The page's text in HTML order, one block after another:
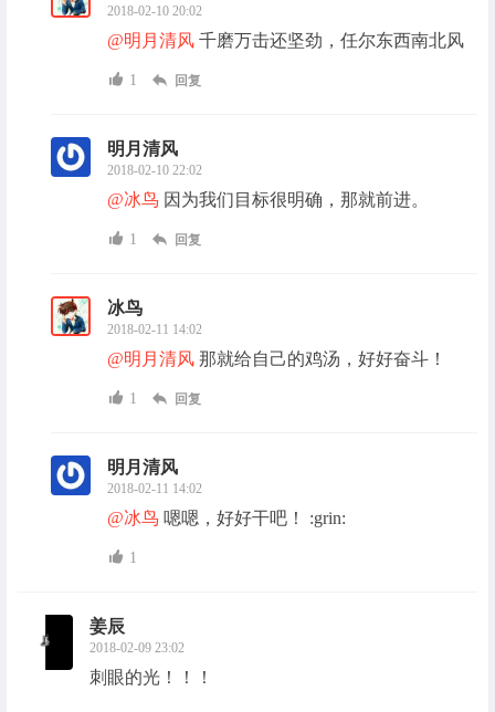
2018-02-10 20:02
@明月清风 千磨万击还坚劲，任尔东西南北风
1 回复
明月清风
2018-02-10 22:02
@冰鸟 因为我们目标很明确，那就前进。
1 回复
冰鸟
2018-02-11 14:02
@明月清风 那就给自己的鸡汤，好好奋斗！
1 回复
明月清风
2018-02-11 14:02
@冰鸟 嗯嗯，好好干吧！ :grin:
1
姜辰
2018-02-09 23:02
刺眼的光！！！